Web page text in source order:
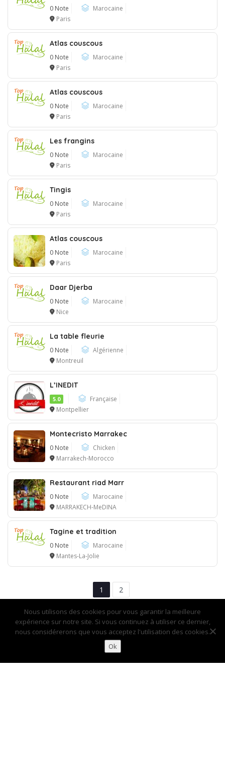
0 Note
Marocaine
Paris
Atlas couscous
0 Note
Marocaine
Paris
Atlas couscous
0 Note
Marocaine
Paris
Les frangins
0 Note
Marocaine
Paris
Tingis
0 Note
Marocaine
Paris
Atlas couscous
0 Note
Marocaine
Paris
Daar Djerba
0 Note
Marocaine
Nice
La table fleurie
0 Note
Algérienne
Montreuil
L’INEDIT
5.0
Française
Montpellier
Montecristo Marrakec
0 Note
Chicken
Marrakech-Morocco
Restaurant riad Marr
0 Note
Marocaine
MARRAKECH-MeDINA
Tagine et tradition
0 Note
Marocaine
Mantes-La-Jolie
1 2
Contact Informations légales
Nous utilisons des cookies pour vous garantir la meilleure
expérience sur notre site. Si vous continuez à utiliser ce dernier,
nous considérerons que vous acceptez l'utilisation des cookies.
Ok